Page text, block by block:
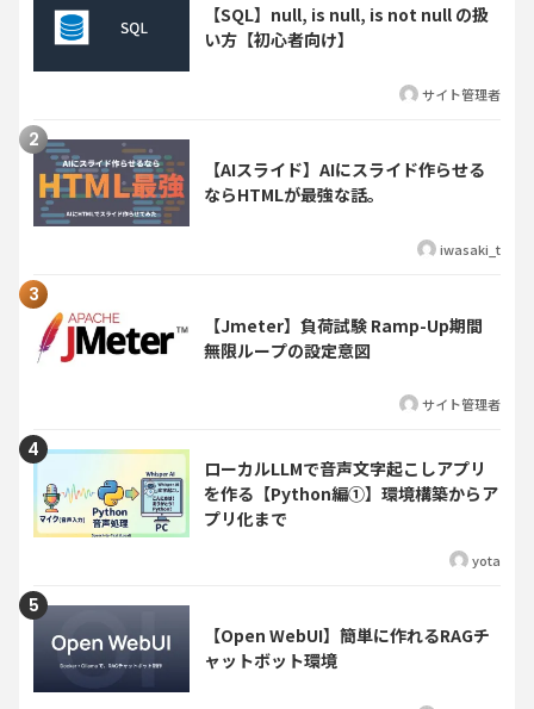
【SQL】null, is null, is not null の扱
い方【初心者向け】
サイト管理者
【AIスライド】AIにスライド作らせる
ならHTMLが最強な話。
iwasaki_t
【Jmeter】負荷試験 Ramp-Up期間
無限ループの設定意図
サイト管理者
ローカルLLMで音声文字起こしアプリ
を作る【Python編①】環境構築からア
プリ化まで
yota
【Open WebUI】簡単に作れるRAGチ
ャットボット環境